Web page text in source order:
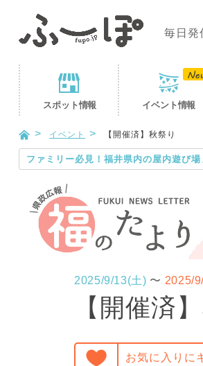
毎日発
スポット情報 イベント情報
イベント 【開催済】秋祭り
ファミリー必見！福井県内の屋内遊び
2025/9/13(土) 〜 2025/
【開催済
お気に入りに